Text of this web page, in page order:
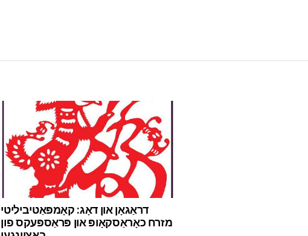
דראַגאָן און דאָג: קאָמפּאַטיביליטי
מזרח כאָראַסקאָופּ און פּראַספּעקס פון